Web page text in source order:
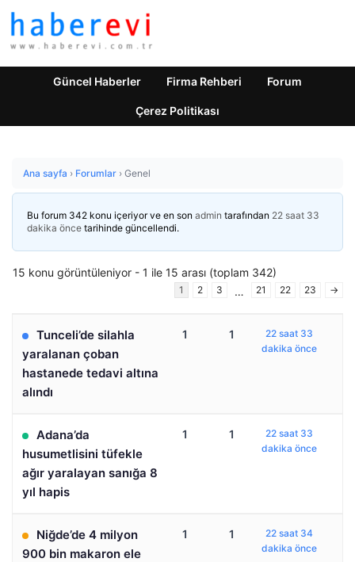
Güncel Haberler Firma Rehberi Forum
Çerez Politikası
Ana sayfa › Forumlar › Genel
Bu forum 342 konu içeriyor ve en son admin tarafından 22 saat 33
dakika önce tarihinde güncellendi.
15 konu görüntüleniyor - 1 ile 15 arası (toplam 342)
1 2 3 … 21 22 23 →
Tunceli’de silahla
yaralanan çoban
hastanede tedavi altına
alındı
1 1
22 saat 33
dakika önce
Adana’da
husumetlisini tüfekle
ağır yaralayan sanığa 8
yıl hapis
1 1
22 saat 33
dakika önce
Niğde’de 4 milyon
900 bin makaron ele
1 1
22 saat 34
dakika önce